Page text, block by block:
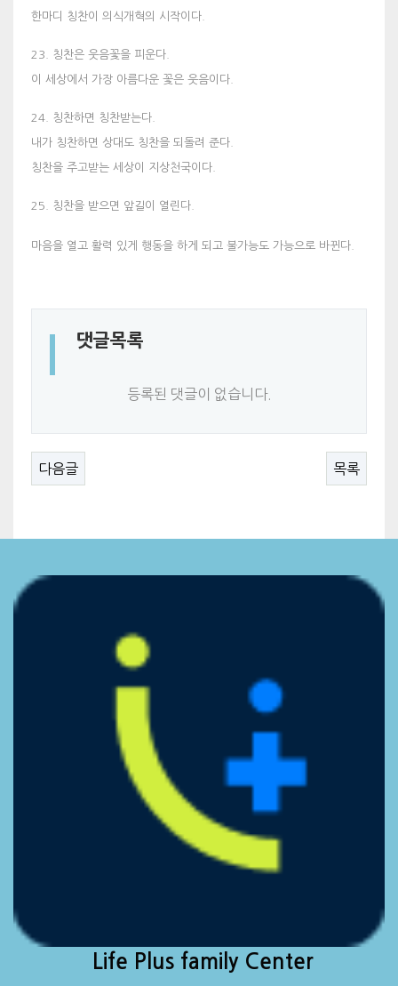
한마디 칭찬이 의식개혁의 시작이다.
23. 칭찬은 웃음꽃을 피운다.
이 세상에서 가장 아름다운 꽃은 웃음이다.
24. 칭찬하면 칭찬받는다.
내가 칭찬하면 상대도 칭찬을 되돌려 준다.
칭찬을 주고받는 세상이 지상천국이다.
25. 칭찬을 받으면 앞길이 열린다.
마음을 열고 활력 있게 행동을 하게 되고 불가능도 가능으로 바뀐다.
댓글목록
등록된 댓글이 없습니다.
다음글 목록
Life Plus family Center